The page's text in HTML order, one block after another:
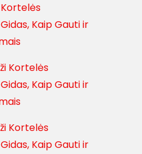
Kaip Gauti ir
Kortelės
Kaip Gauti ir
Kortelės
Kaip Gauti ir